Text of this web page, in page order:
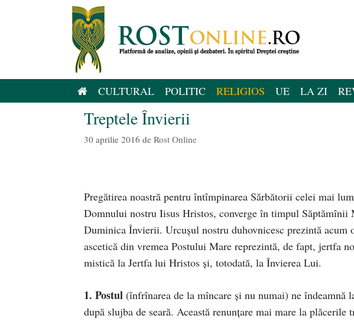
CULTURAL POLITIC RELIGIOS UE LA ZI
Treptele Învierii
30 aprilie 2016 de Rost Online
Pregătirea noastră pentru întîmpinarea Sărbătorii celei mai
Domnului nostru Iisus Hristos, converge în timpul
Duminica Învierii. Urcuşul nostru duhovnicesc prezintă acum
ascetică din vremea Postului Mare reprezintă, de fapt, jertfa
mistică la Jertfa lui Hristos şi, totodată, la Învierea Lui.
1. Postul (înfrînarea de la mîncare şi nu numai) ne îndeamnă
după slujba de seară. Această renunţare mai mare la